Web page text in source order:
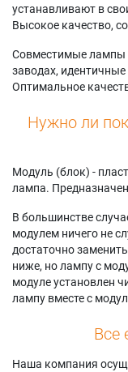
устанавливают в
Высокое качество,
Совместимые лампы
заводах,
Оптимальное
Нужно ли
Модуль (блок) -
лампа.
В большинстве
модулем ничего не
достаточно
ниже, но лампу с
модуле установлен
лампу вместе с
Все
Наша компания